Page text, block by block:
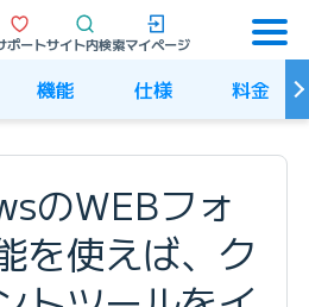
ポートサイト内検索マイページ
機能 仕様 料金
のWEBフォ
を使えば、ク